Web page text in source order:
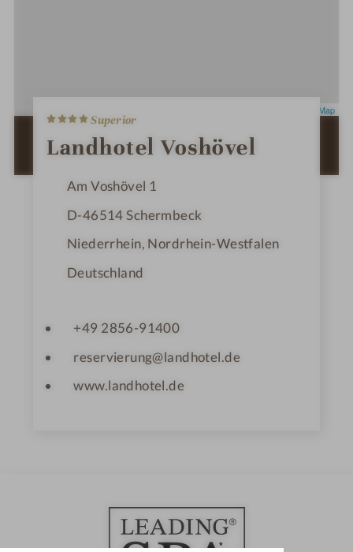
OpenStreetMap
ZUR ROUTENPLANUNG MIT GOOGLE
MAPS
4
S
t
e
n
e
Superior
Landhotel Voshövel
Am Voshövel 1
D-46514 Schermbeck
Niederrhein, Nordrhein-Westfalen
Deutschland
+49 2856-91400
reservierung@landhotel.de
www.landhotel.de